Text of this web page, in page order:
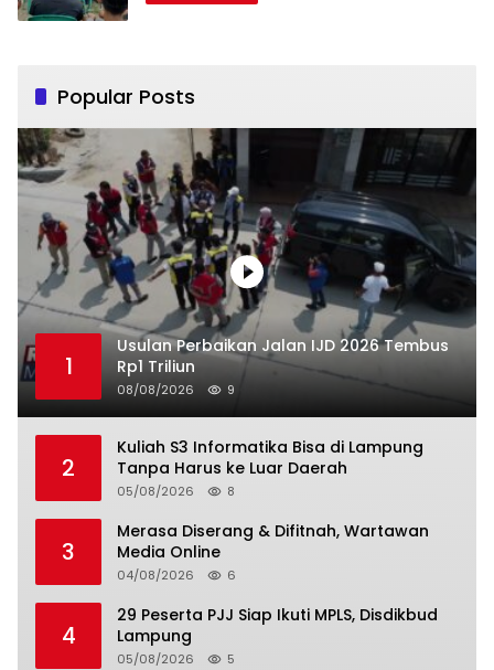
Popular Posts
1
Usulan Perbaikan Jalan IJD 2026 Tembus
Rp1 Triliun
08/08/2026 9
2
Kuliah S3 Informatika Bisa di Lampung
Tanpa Harus ke Luar Daerah
05/08/2026 8
3
Merasa Diserang & Difitnah, Wartawan
Media Online
04/08/2026 6
4
29 Peserta PJJ Siap Ikuti MPLS, Disdikbud
Lampung
05/08/2026 5